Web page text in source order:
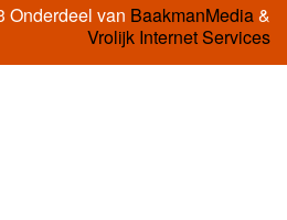
Onderdeel van BaakmanMedia&
Vrolijk Internet Services